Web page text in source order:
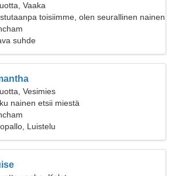
Vaaka
toisiimme, olen seurallinen nainen
suhde
Vesimies
nainen etsii miestä
Luistelu